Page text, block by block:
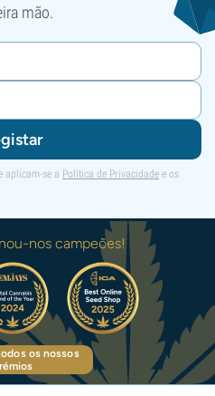
mão.
aplicam-se a Política de Privacidade e os
nos campeões!
os nossos